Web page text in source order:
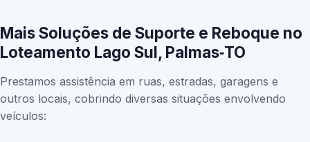
Mais Soluções de Suporte e Reboque no
Loteamento Lago Sul, Palmas‑TO
Prestamos assistência em ruas, estradas, garagens e
outros locais, cobrindo diversas situações envolvendo
veículos: